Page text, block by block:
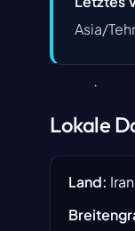
Asia/
Lokale
Land: Iran